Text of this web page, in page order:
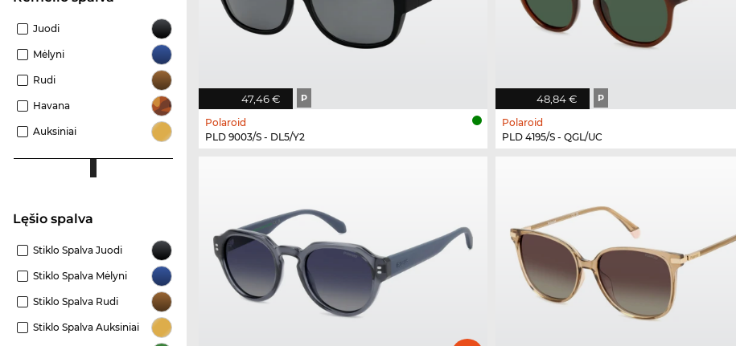
Juodi
Mėlyni
Rudi
Havana
Auksiniai
Lęšio spalva
Stiklo Spalva Juodi
Stiklo Spalva Mėlyni
Stiklo Spalva Rudi
Stiklo Spalva Auksiniai
47,46 € P
Polaroid
PLD 9003/S - DL5/Y2
48,84 € P
Polaroid
PLD 4195/S - QGL/UC